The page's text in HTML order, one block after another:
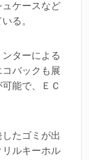
ケースなど
る。
ターによる
バックも展
能で、ＥＣ
たゴミが出
ルキーホル